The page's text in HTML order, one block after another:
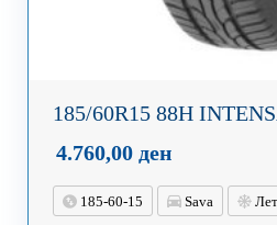
185/60R15 88H
4.760,00 ден
185-60-15 Sava